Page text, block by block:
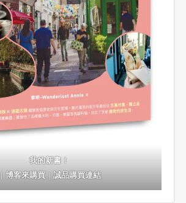
我的新書！
｜博客來購買｜誠品購買連結